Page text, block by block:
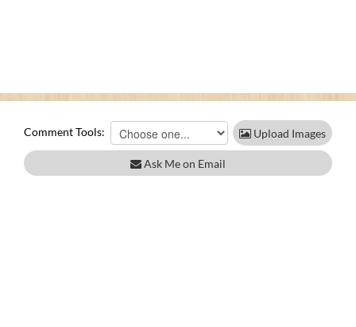
Comment Tools: Upload Images
Ask Me on Email